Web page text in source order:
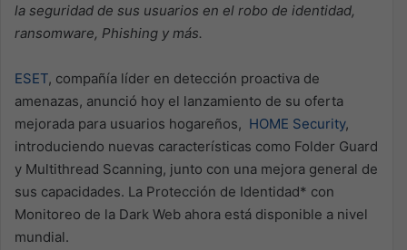
la seguridad de sus usuarios en el robo de identidad,
ransomware, Phishing y más.
ESET, compañía líder en detección proactiva de
amenazas, anunció hoy el lanzamiento de su oferta
mejorada para usuarios hogareños, HOME Security,
introduciendo nuevas características como Folder Guard
y Multithread Scanning, junto con una mejora general de
sus capacidades. La Protección de Identidad* con
Monitoreo de la Dark Web ahora está disponible a nivel
mundial.